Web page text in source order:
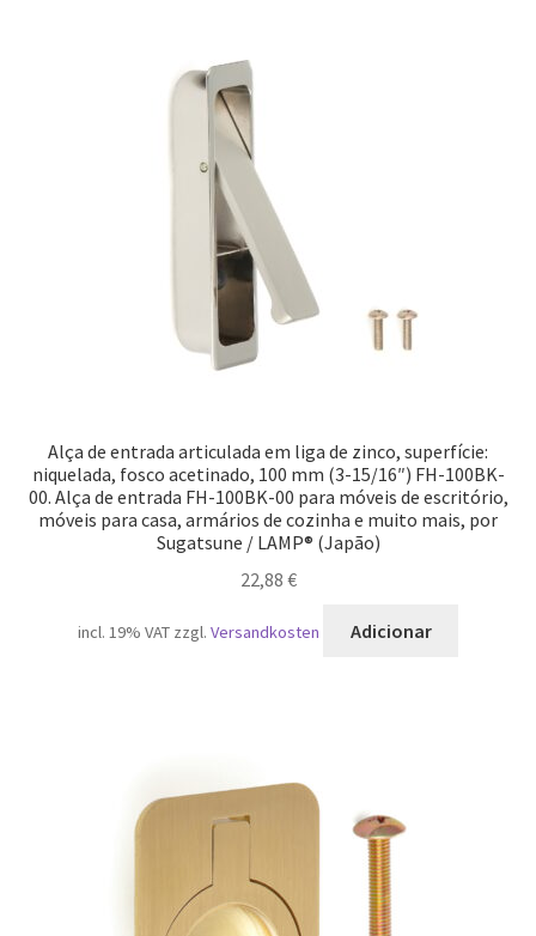
Alça de entrada articulada em liga de zinco, superfície:
niquelada, fosco acetinado, 100 mm (3-15/16″) FH-100BK-
00. Alça de entrada FH-100BK-00 para móveis de escritório,
móveis para casa, armários de cozinha e muito mais, por
Sugatsune / LAMP® (Japão)
22,88 €
incl. 19% VAT zzgl. Versandkosten Adicionar